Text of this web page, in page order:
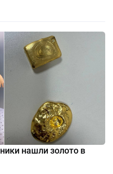
нашли золото в